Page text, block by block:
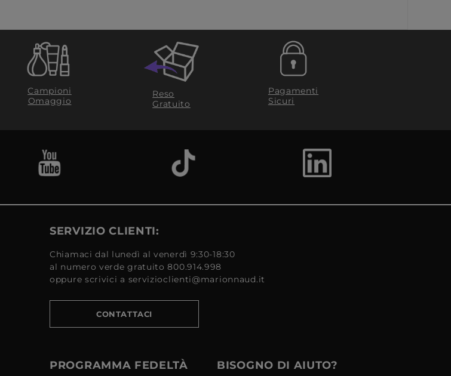
Campioni
Omaggio
Reso
Gratuito
Pagamenti
Sicuri
SERVIZIO CLIENTI:
Chiamaci dal lunedì al venerdì 9:30-18:30
al numero verde gratuito 800.914.998
oppure scrivici a servizioclienti@marionnaud.it
CONTATTACI
PROGRAMMA FEDELTÀ BISOGNO DI AIUTO?